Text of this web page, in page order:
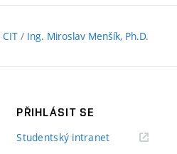
CIT / Ing. Miroslav Menšík, Ph.D.
PŘIHLÁSIT SE
Studentský intranet(externí